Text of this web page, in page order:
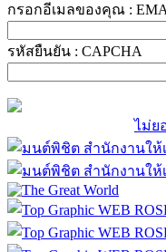
กรอกอีเมลของคุณ :
รหัสยืนยัน : CAPCHA
ไม่ย